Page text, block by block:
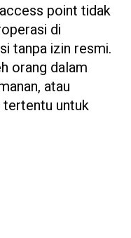
point tidak
di
tanpa izin resmi.
orang dalam
atau
tertentu untuk